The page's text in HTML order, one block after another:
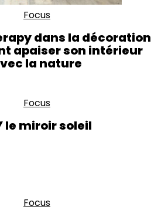
Focus
dans la décoration
apaiser son intérieur
la nature
Focus
le miroir soleil
Focus